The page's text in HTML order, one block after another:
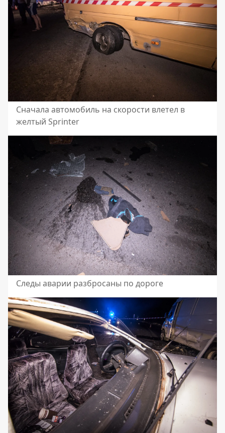
Сначала автомобиль на скорости влетел в
желтый Sprinter
Следы аварии разбросаны по дороге